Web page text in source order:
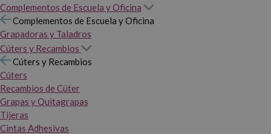
Complementos de Escuela y Oficina
Complementos de Escuela y Oficina
Grapadoras y Taladros
Cúters y Recambios
Cúters y Recambios
Cúters
Recambios de Cúter
Grapas y Quitagrapas
Tijeras
Cintas Adhesivas